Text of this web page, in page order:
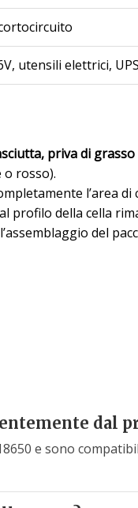
utensili elettrici,
priva di
o rosso).
l’area di
profilo della cella
del
dal
e sono